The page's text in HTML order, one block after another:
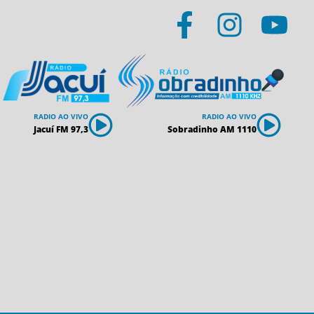
RADIO AO VIVO
Jacuí FM 97,3
RADIO AO VIVO
Sobradinho AM 1110